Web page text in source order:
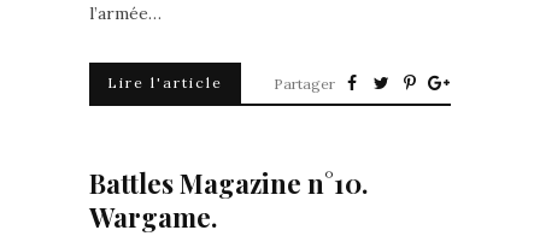
l’armée…
Lire l'article Partager
Battles Magazine n°10.
Wargame.